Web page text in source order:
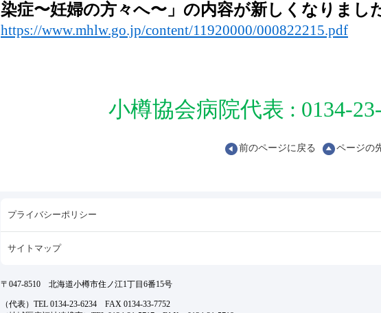
染症〜妊婦の方々へ〜 」の内容が新しくなりまし
https://www.mhlw.go.jp/content/11920000/000822215.pdf
小樽協会病院代表 : 0134-
前のページに戻る ページの
プライバシーポリシー
サイトマップ
〒047-8510 北海道小樽市住ノ江1丁目6番15号
（代表）TEL 0134-23-6234 FAX 0134-33-7752